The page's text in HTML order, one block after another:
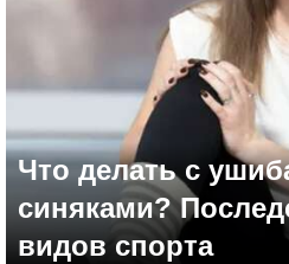
Что делать с
синяками?
видов спорта